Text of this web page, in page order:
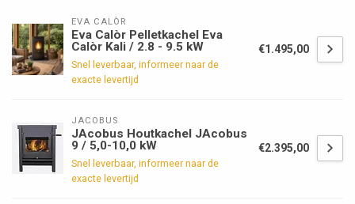
EVA CALÒR
Eva Calòr Pelletkachel Eva
Calòr Kali / 2.8 - 9.5 kW
Snel leverbaar, informeer naar de
exacte levertijd
€1.495,00
JACOBUS
JAcobus Houtkachel JAcobus
9 / 5,0-10,0 kW
Snel leverbaar, informeer naar de
exacte levertijd
€2.395,00